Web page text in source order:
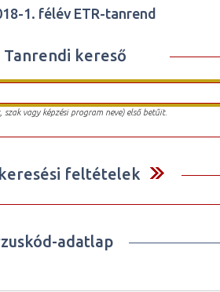
1. félév ETR-tanrend
Tanrendi kereső
vagy képzési program neve) első betűit.
feltételek
adatlap